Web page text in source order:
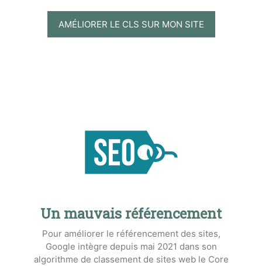
AMÉLIORER LE CLS SUR MON SITE
Un mauvais référencement
Pour améliorer le référencement des sites,
Google intègre depuis mai 2021 dans son
algorithme de classement de sites web le Core